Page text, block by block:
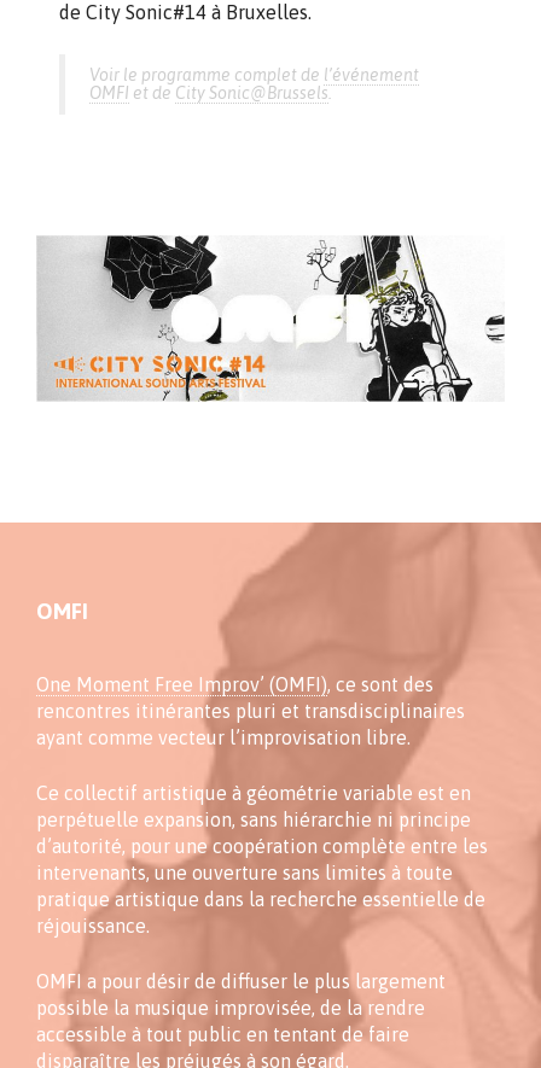
de City Sonic#14 à Bruxelles.
Voir le programme complet de l’événement
OMFI et de City Sonic@Brussels.
OMFI
One Moment Free Improv’ (OMFI), ce sont des
rencontres itinérantes pluri et transdisciplinaires
ayant comme vecteur l’improvisation libre.
Ce collectif artistique à géométrie variable est en
perpétuelle expansion, sans hiérarchie ni principe
d’autorité, pour une coopération complète entre les
intervenants, une ouverture sans limites à toute
pratique artistique dans la recherche essentielle de
réjouissance.
OMFI a pour désir de diffuser le plus largement
possible la musique improvisée, de la rendre
accessible à tout public en tentant de faire
disparaître les préjugés à son égard.